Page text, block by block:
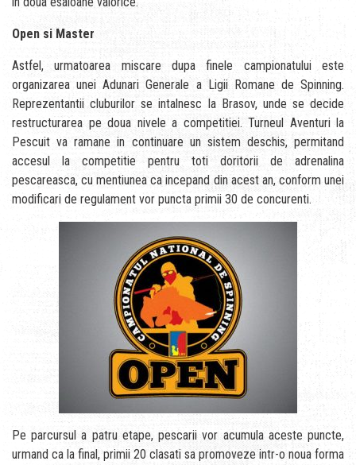
Open si Master
Astfel, urmatoarea miscare dupa finele campionatului este
organizarea unei Adunari Generale a Ligii Romane de Spinning.
Reprezentantii cluburilor se intalnesc la Brasov, unde se decide
restructurarea pe doua nivele a competitiei. Turneul Aventuri la
Pescuit va ramane in continuare un sistem deschis, permitand
accesul la competitie pentru toti doritorii de adrenalina
pescareasca, cu mentiunea ca incepand din acest an, conform unei
modificari de regulament vor puncta primii 30 de concurenti.
Pe parcursul a patru etape, pescarii vor acumula aceste puncte,
urmand ca la final, primii 20 clasati sa promoveze intr-o noua forma